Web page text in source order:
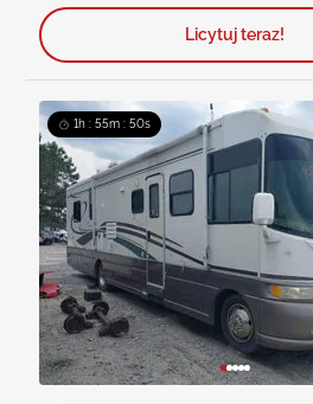
Licytuj teraz!
1h : 55m : 49s